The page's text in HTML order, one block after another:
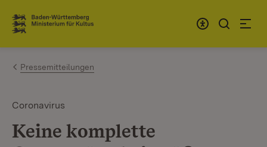
Zum Inhalt springen
Link zur Startseite
Pressemitteilungen
Coronavirus
Keine komplette